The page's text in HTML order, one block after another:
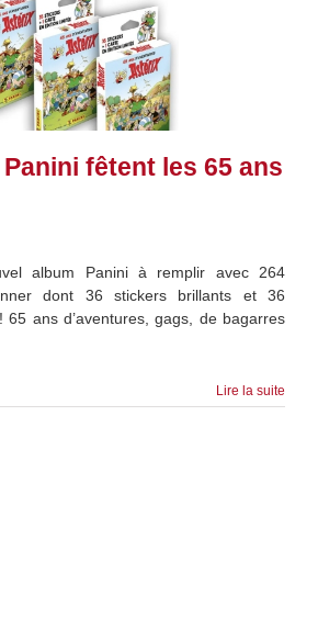
fêtent les 65 ans
album Panini à remplir avec 264
dont 36 stickers brillants et 36
65 ans d’aventures, gags, de bagarres
Lire la suite